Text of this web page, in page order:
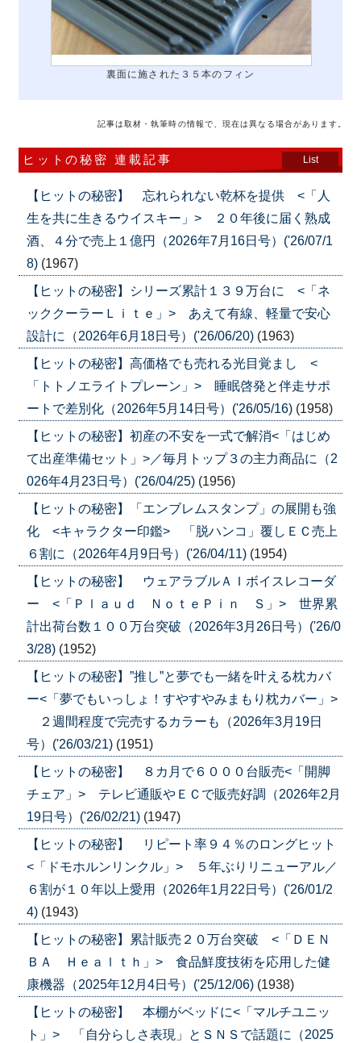
裏面に施された３５本のフィン
記事は取材・執筆時の情報で、現在は異なる場合があります。
ヒットの秘密 連載記事 List
【ヒットの秘密】 忘れられない乾杯を提供 <「人
生を共に生きるウイスキー」> ２０年後に届く熟成
酒、４分で売上１億円（2026年7月16日号）('26/07/1
8) (1967)
【ヒットの秘密】シリーズ累計１３９万台に <「ネ
ッククーラーＬｉｔｅ」> あえて有線、軽量で安心
設計に（2026年6月18日号）('26/06/20) (1963)
【ヒットの秘密】高価格でも売れる光目覚まし <
「トトノエライトプレーン」> 睡眠啓発と伴走サポ
ートで差別化（2026年5月14日号）('26/05/16) (1958)
【ヒットの秘密】初産の不安を一式で解消<「はじめ
て出産準備セット」>／毎月トップ３の主力商品に（2
026年4月23日号）('26/04/25) (1956)
【ヒットの秘密】「エンブレムスタンプ」の展開も強
化 <キャラクター印鑑> 「脱ハンコ」覆しＥＣ売上
６割に（2026年4月9日号）('26/04/11) (1954)
【ヒットの秘密】 ウェアラブルＡＩボイスレコーダ
ー <「Ｐｌａｕｄ ＮｏｔｅＰｉｎ Ｓ」> 世界累
計出荷台数１００万台突破（2026年3月26日号）('26/0
3/28) (1952)
【ヒットの秘密】”推し”と夢でも一緒を叶える枕カバ
ー<「夢でもいっしょ！すやすやみまもり枕カバー」>
２週間程度で完売するカラーも（2026年3月19日
号）('26/03/21) (1951)
【ヒットの秘密】 ８カ月で６０００台販売<「開脚
チェア」> テレビ通販やＥＣで販売好調（2026年2月
19日号）('26/02/21) (1947)
【ヒットの秘密】 リピート率９４％のロングヒット
<「ドモホルンリンクル」> ５年ぶりリニューアル／
６割が１０年以上愛用（2026年1月22日号）('26/01/2
4) (1943)
【ヒットの秘密】累計販売２０万台突破 <「ＤＥＮ
ＢＡ Ｈｅａｌｔｈ」> 食品鮮度技術を応用した健
康機器（2025年12月4日号）('25/12/06) (1938)
【ヒットの秘密】 本棚がベッドに<「マルチユニッ
ト」> 「自分らしさ表現」とＳＮＳで話題に（2025